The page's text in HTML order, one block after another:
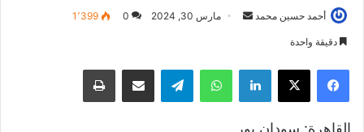
أحمد حسين محمد
ل
مارس 30, 2024 0 1٬399
دقيقة واحدة
فيسبوك لينكدإن واتساب